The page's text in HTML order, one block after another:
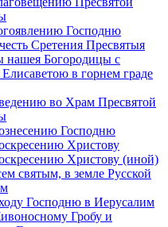
Господню
Сретения Пресвятыя
нашея Богородицы с
в горнем граде
во Храм Пресвятой
Господню
Христову
Христову (иной)
святым, в земле Русской
Господню в Иерусалим
Гробу и